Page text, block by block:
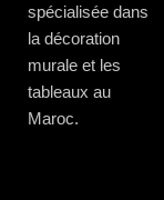
spécialisée dans
la décoration
murale et les
tableaux au
Maroc.